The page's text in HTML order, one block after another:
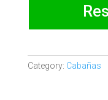
Category: Cabañas